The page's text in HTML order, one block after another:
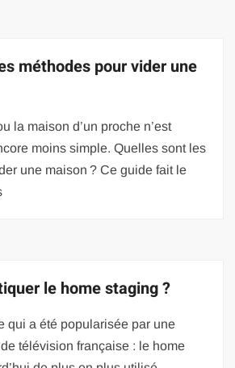
méthodes pour vider une
la maison d’un proche n’est
moins simple. Quelles sont les
une maison ? Ce guide fait le
le home staging ?
qui a été popularisée par une
télévision française : le home